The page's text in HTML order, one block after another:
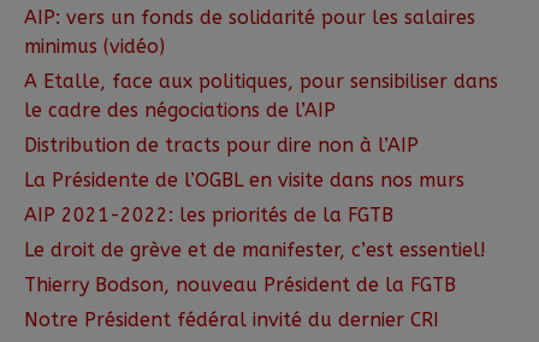
AIP: vers un fonds de solidarité pour les salaires
minimus (vidéo)
A Etalle, face aux politiques, pour sensibiliser dans
le cadre des négociations de l’AIP
Distribution de tracts pour dire non à l’AIP
La Présidente de l’OGBL en visite dans nos murs
AIP 2021-2022: les priorités de la FGTB
Le droit de grève et de manifester, c’est essentiel!
Thierry Bodson, nouveau Président de la FGTB
Notre Président fédéral invité du dernier CRI